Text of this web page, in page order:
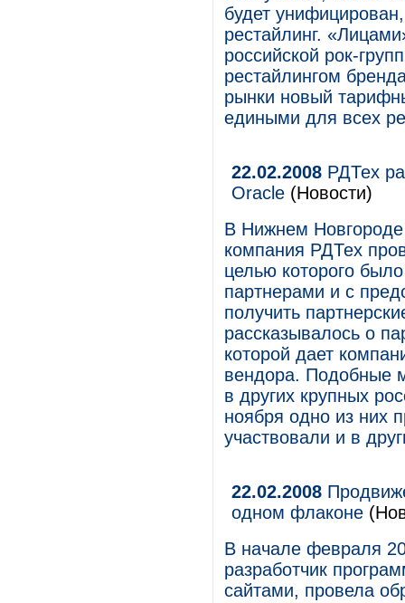
будет
рестайлинг.
российской рок-
рестайлингом
рынки новый
едиными для всех
22.02.2008 РДТех
Oracle (Новости)
В Нижнем Новгороде
компания РДТех
целью которого
партнерами и с
получить
рассказывалось о
которой дает
вендора. Подобные
в других крупных
ноября одно из них
участвовали и в
22.02.2008
одном флаконе
В начале февраля
разработчик
сайтами, провела